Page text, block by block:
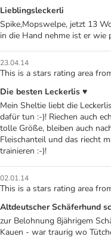
Lieblingsleckerli
Spike,Mopswelpe, jetzt 13
in die Hand nehme ist er wie
23.04.14
This is a stars rating area
Die besten Leckerlis ♥
Mein Sheltie liebt die
dafür tun :-)! Riechen auch
tolle Größe, bleiben auch
Fleischanteil und das riecht
trainieren :-)!
02.01.14
This is a stars rating area
Altdeutscher Schäferhund
zur Belohnung 8jährigem
Kauen - war traurig wo